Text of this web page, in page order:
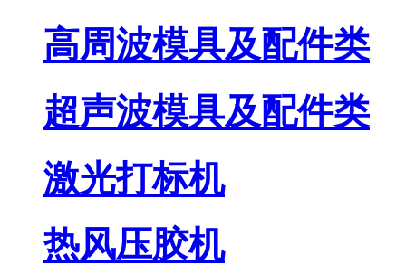
高周波模具及配件类
超声波模具及配件类
激光打标机
热风压胶机